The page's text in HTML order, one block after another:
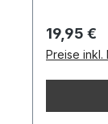
Regulärer
19,95 €
Preise inkl.